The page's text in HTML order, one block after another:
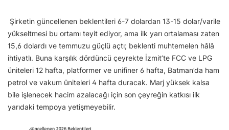
Şirketin güncellenen beklentileri 6-7 dolardan 13-15 dolar/varile
yükseltmesi bu ortamı teyit ediyor, ama ilk yarı ortalaması zaten
15,6 dolardı ve temmuzu güçlü açtı; beklenti muhtemelen hâlâ
ihtiyatlı. Buna karşılık dördüncü çeyrekte İzmit’te FCC ve LPG
üniteleri 12 hafta, platformer ve unifiner 6 hafta, Batman’da ham
petrol ve vakum üniteleri 4 hafta duracak. Marj yüksek kalsa
bile işlenecek hacim azalacağı için son çeyreğin katkısı ilk
yarıdaki tempoya yetişmeyebilir.